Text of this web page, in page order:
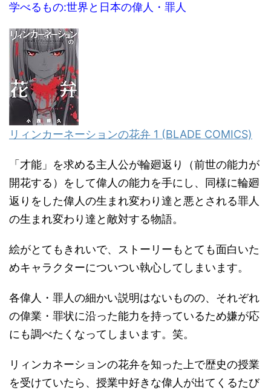
学べるもの:世界と日本の偉人・罪人
リィンカーネーションの花弁 1 (BLADE COMICS)
「才能」を求める主人公が輪廻返り（前世の能力が
開花する）をして偉人の能力を手にし、同様に輪廻
返りをした偉人の生まれ変わり達と悪とされる罪人
の生まれ変わり達と敵対する物語。
絵がとてもきれいで、ストーリーもとても面白いた
めキャラクターについつい執心してしまいます。
各偉人・罪人の細かい説明はないものの、それぞれ
の偉業・罪状に沿った能力を持っているため嫌が応
にも調べたくなってしまいます。笑。
リィンカネーションの花弁を知った上で歴史の授業
を受けていたら、授業中好きな偉人が出てくるたび